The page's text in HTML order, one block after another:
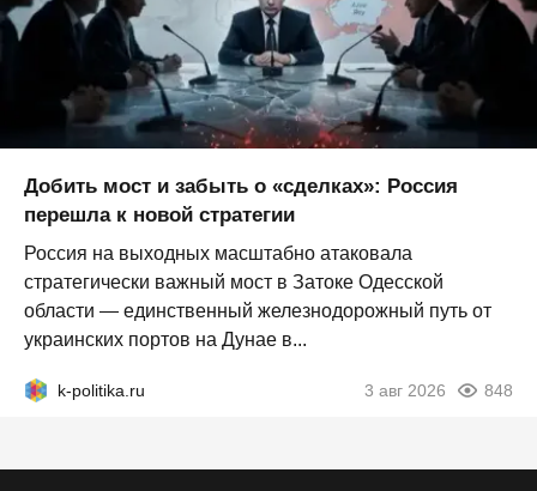
Добить мост и забыть о «сделках»: Россия
перешла к новой стратегии
Россия на выходных масштабно атаковала
стратегически важный мост в Затоке Одесской
области — единственный железнодорожный путь от
украинских портов на Дунае в...
k-politika.ru 3 авг 2026 848